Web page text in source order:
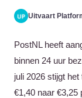
Uitvaart
PostNL heeft
binnen 24 uur
juli 2026 stijgt
€1,40 naar €3,25